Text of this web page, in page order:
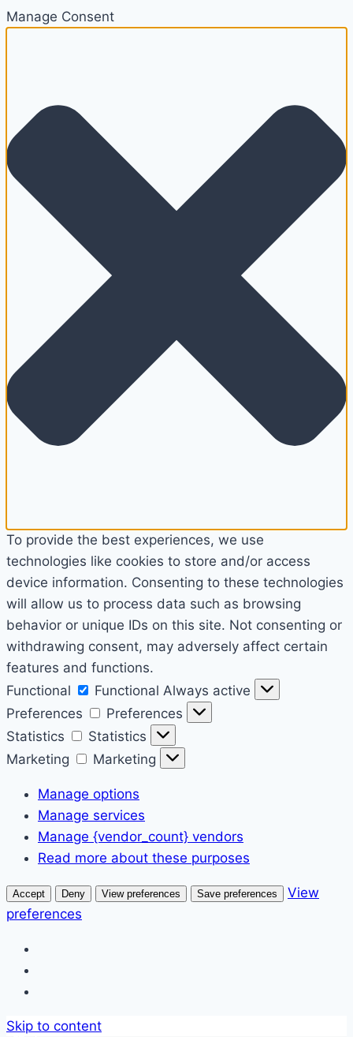
Manage Consent
To provide the best experiences, we use
technologies like cookies to store and/or access
device information. Consenting to these technologies
will allow us to process data such as browsing
behavior or unique IDs on this site. Not consenting or
withdrawing consent, may adversely affect certain
features and functions.
Functional
Functional Always active
Preferences
Preferences
Statistics
Statistics
Marketing
Marketing
Manage options
Manage services
Manage {vendor_count} vendors
Read more about these purposes
Accept Deny View preferences Save preferences
View
preferences
Skip to content